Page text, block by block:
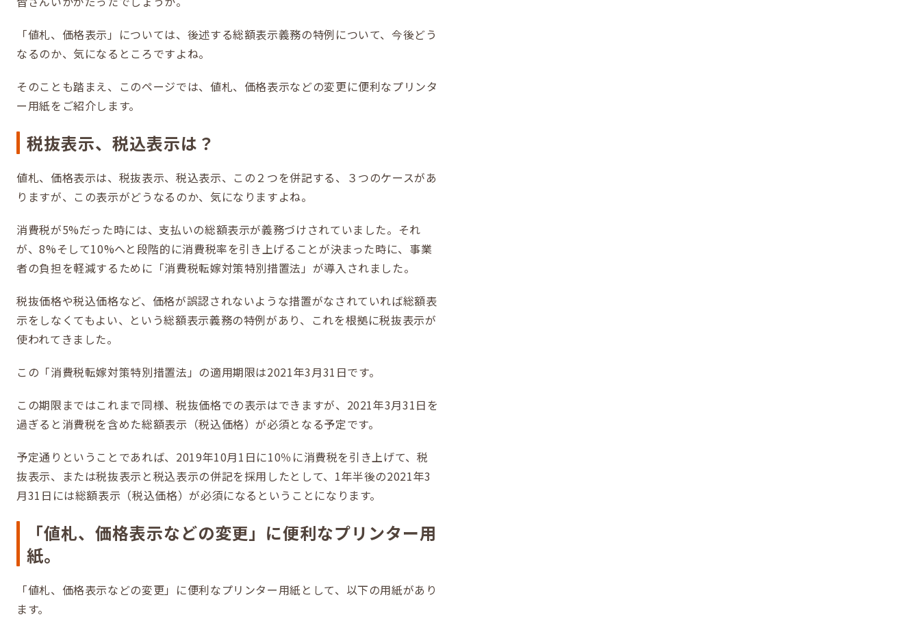
「値札、価格表示」については、後述する総額表示義務の特例について、今後どう
なるのか、気になるところですよね。
そのことも踏まえ、このページでは、値札、価格表示などの変更に便利なプリンタ
ー用紙をご紹介します。
税抜表示、税込表示は？
値札、価格表示は、税抜表示、税込表示、この２つを併記する、３つのケースがあ
りますが、この表示がどうなるのか、気になりますよね。
消費税が5%だった時には、支払いの総額表示が義務づけされていました。それ
が、8%そして10%へと段階的に消費税率を引き上げることが決まった時に、事業
者の負担を軽減するために「消費税転嫁対策特別措置法」が導入されました。
税抜価格や税込価格など、価格が誤認されないような措置がなされていれば総額表
示をしなくてもよい、という総額表示義務の特例があり、これを根拠に税抜表示が
使われてきました。
この「消費税転嫁対策特別措置法」の適用期限は2021年3月31日です。
この期限まではこれまで同様、税抜価格での表示はできますが、2021年3月31日を
過ぎると消費税を含めた総額表示（税込価格）が必須となる予定です。
予定通りということであれば、2019年10月1日に10％に消費税を引き上げて、税
抜表示、または税抜表示と税込表示の併記を採用したとして、1年半後の2021年3
月31日には総額表示（税込価格）が必須になるということになります。
「値札、価格表示などの変更」に便利なプリンター用
紙。
「値札、価格表示などの変更」に便利なプリンター用紙として、以下の用紙があり
ます。